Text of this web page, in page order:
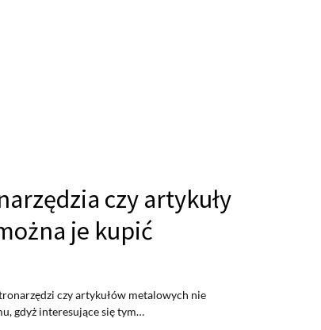
czy artykuły
je kupić
czy artykułów metalowych nie
gdyż interesujące się tym…